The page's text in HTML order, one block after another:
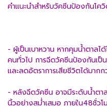
คำแนะนำสำหรับวัคซีนป้องกันโควิ
- ผู้เป็นเบาหวาน หากคุมน้ำตาล
คนทั่วไป การฉีดวัคซีนป้องกันเป็
และลดอัตราการเสียชีวิตได้มาก
- หลังฉีดวัคซีน อาจมีระดับน้ำตา
นิ้วอย่างสม่ำเสมอ ภายใน48ชั่ว